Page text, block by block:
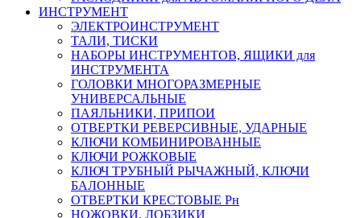
ИНСТРУМЕНТ
ЭЛЕКТРОИНСТРУМЕНТ
ТАЛИ, ТИСКИ
НАБОРЫ ИНСТРУМЕНТОВ, ЯЩИКИ для
ИНСТРУМЕНТА
ГОЛОВКИ МНОГОРАЗМЕРНЫЕ
УНИВЕРСАЛЬНЫЕ
ПАЯЛЬНИКИ, ПРИПОИ
ОТВЕРТКИ РЕВЕРСИВНЫЕ, УДАРНЫЕ
КЛЮЧИ КОМБИНИРОВАННЫЕ
КЛЮЧИ РОЖКОВЫЕ
КЛЮЧ ТРУБНЫЙ РЫЧАЖНЫЙ, КЛЮЧИ
БАЛОННЫЕ
ОТВЕРТКИ КРЕСТОВЫЕ Рн
НОЖОВКИ, ЛОБЗИКИ